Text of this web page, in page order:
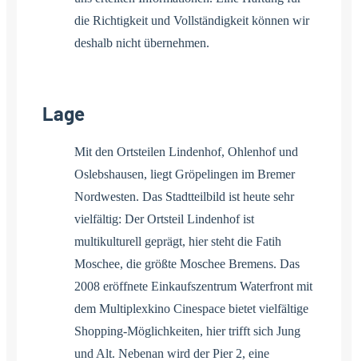
die Richtigkeit und Vollständigkeit können wir
deshalb nicht übernehmen.
Lage
Mit den Ortsteilen Lindenhof, Ohlenhof und
Oslebshausen, liegt Gröpelingen im Bremer
Nordwesten. Das Stadtteilbild ist heute sehr
vielfältig: Der Ortsteil Lindenhof ist
multikulturell geprägt, hier steht die Fatih
Moschee, die größte Moschee Bremens. Das
2008 eröffnete Einkaufszentrum Waterfront mit
dem Multiplexkino Cinespace bietet vielfältige
Shopping-Möglichkeiten, hier trifft sich Jung
und Alt. Nebenan wird der Pier 2, eine